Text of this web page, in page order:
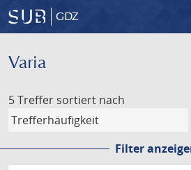
GDZ
Varia
5 Treffer sortiert nach
Filter